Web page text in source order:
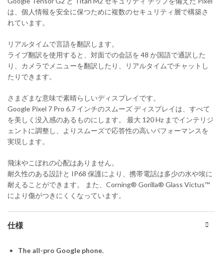
は、個人情報を安全に保つために複数のセキュリティ層で構築さ
れています。
リアルタイムで言語を翻訳します。
ライブ翻訳を使用すると、対面での会話を 48 か国語で通訳した
り、カメラでメニューを翻訳したり、リアルタイムでチャットし
たりできます。
さまざまな意味で素晴らしいディスプレイです。
Google Pixel 7 Pro 6.7 インチのスムーズ ディスプレイは、すべて
を美しく没入感のあるものにします。 最大 120 Hz までインテリジ
ェントに調整し、よりスムーズで応答性の高いパフォーマンスを
実現します。
飛沫やこぼれの心配はありません。
耐久性のある設計と IP68 保護により、携帯電話は多少の水や埃に
耐えることができます。 また、Corning® Gorilla® Glass Victus™
により傷がつきにくくなっています。
仕様
The all-pro Google phone.